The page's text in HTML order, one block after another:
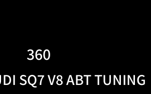
360
SQ7 V8 ABT TUNING